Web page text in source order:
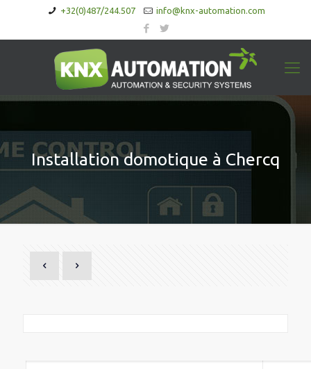
+32(0)487/244.507 info@knx-automation.com
Installation domotique à Chercq